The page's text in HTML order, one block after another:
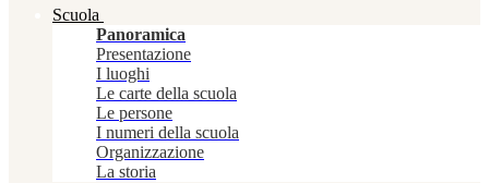
Scuola
Panoramica
Presentazione
I luoghi
Le carte della scuola
Le persone
I numeri della scuola
Organizzazione
La storia